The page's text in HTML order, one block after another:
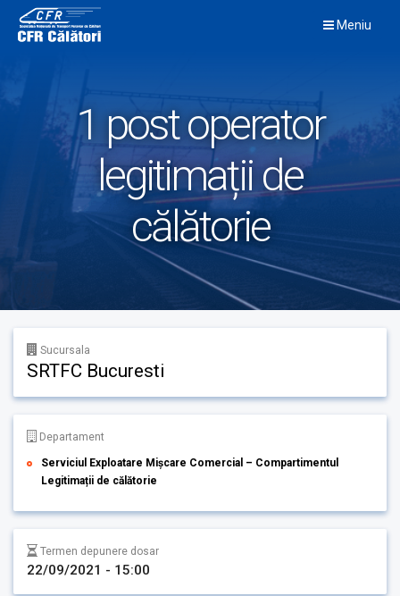
content
Meniu
1 post operator
legitimații de
călătorie
Sucursala
SRTFC Bucuresti
Departament
Serviciul Exploatare Mișcare Comercial – Compartimentul
Legitimații de călătorie
Termen depunere dosar
22/09/2021 - 15:00